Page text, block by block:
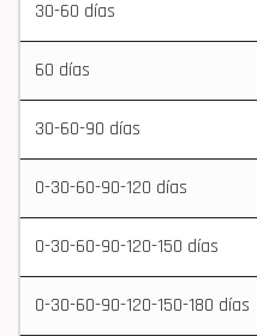
30-60 días
60 días
30-60-90 días
0-30-60-90-120 días
0-30-60-90-120-150 días
0-30-60-90-120-150-180 días